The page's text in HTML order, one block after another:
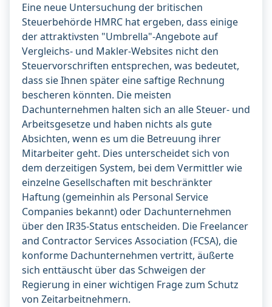
Eine neue Untersuchung der britischen
Steuerbehörde HMRC hat ergeben, dass einige
der attraktivsten "Umbrella"-Angebote auf
Vergleichs- und Makler-Websites nicht den
Steuervorschriften entsprechen, was bedeutet,
dass sie Ihnen später eine saftige Rechnung
bescheren könnten. Die meisten
Dachunternehmen halten sich an alle Steuer- und
Arbeitsgesetze und haben nichts als gute
Absichten, wenn es um die Betreuung ihrer
Mitarbeiter geht. Dies unterscheidet sich von
dem derzeitigen System, bei dem Vermittler wie
einzelne Gesellschaften mit beschränkter
Haftung (gemeinhin als Personal Service
Companies bekannt) oder Dachunternehmen
über den IR35-Status entscheiden. Die Freelancer
and Contractor Services Association (FCSA), die
konforme Dachunternehmen vertritt, äußerte
sich enttäuscht über das Schweigen der
Regierung in einer wichtigen Frage zum Schutz
von Zeitarbeitnehmern.